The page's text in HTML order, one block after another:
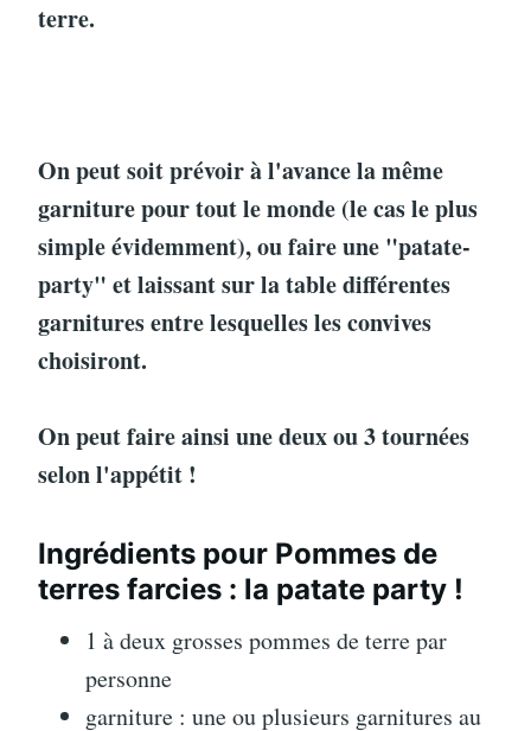
terre.
On peut soit prévoir à l'avance la même
garniture pour tout le monde (le cas le plus
simple évidemment), ou faire une "patate-
party" et laissant sur la table différentes
garnitures entre lesquelles les convives
choisiront.
On peut faire ainsi une deux ou 3 tournées
selon l'appétit !
Ingrédients pour Pommes de
terres farcies : la patate party !
1 à deux grosses pommes de terre par
personne
garniture : une ou plusieurs garnitures au